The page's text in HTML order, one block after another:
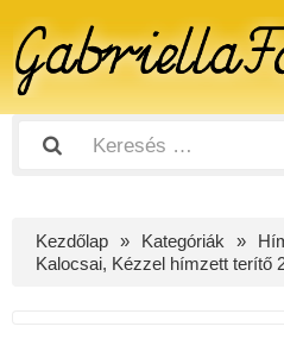
Kezdőlap Kategóriák
Kalocsai, Kézzel hímzett terítő